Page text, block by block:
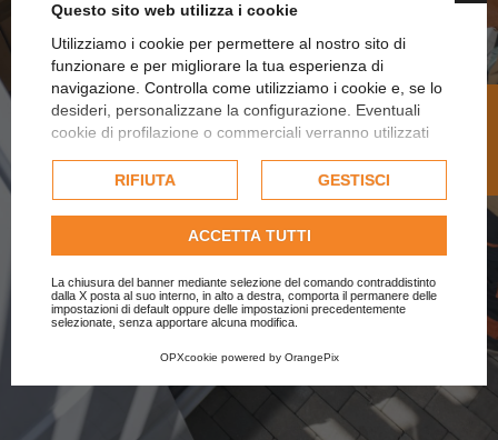
Questo sito web utilizza i cookie
Utilizziamo i cookie per permettere al nostro sito di
funzionare e per migliorare la tua esperienza di
navigazione. Controlla come utilizziamo i cookie e, se lo
desideri, personalizzane la configurazione. Eventuali
cookie di profilazione o commerciali verranno utilizzati
dell'utente e, se consentito, potrebbero essere utilizzati
per personalizzare gli annunci pubblicitari. Per ulteriori
informazioni su come Google utilizza i dati raccolti,
politica sulla privacy di Google
Consulta l'informativa cookie completa.
RIFIUTA GESTISCI
ACCETTA TUTTI
La chiusura del banner mediante selezione del comando contraddistinto
dalla X posta al suo interno, in alto a destra, comporta il permanere delle
impostazioni di default oppure delle impostazioni precedentemente
selezionate, senza apportare alcuna modifica.
OPXcookie powered by OrangePix
Hai un laboratorio o una
produzione industriale?
Contattaci per forniture personalizzate e sconti su
grandi volumi.
RICHIEDI PREVENTIVO